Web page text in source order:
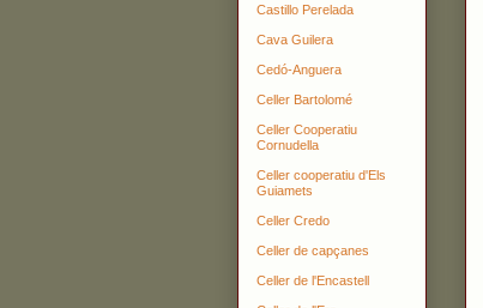
Castillo Perelada
Cava Guilera
Cedó-Anguera
Celler Bartolomé
Celler Cooperatiu
Cornudella
Celler cooperatiu d'Els
Guiamets
Celler Credo
Celler de capçanes
Celler de l'Encastell